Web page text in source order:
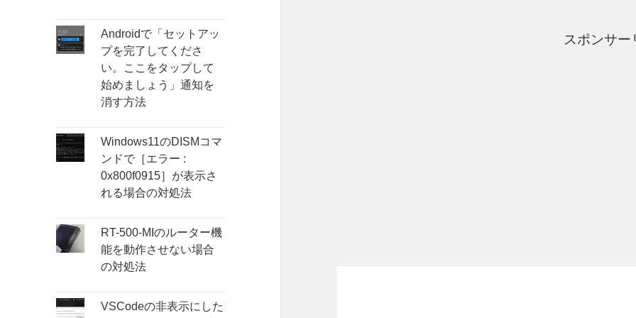
Androidで「セットアッ
プを完了してくださ
い。ここをタップして
始めましょう」通知を
消す方法
Windows11のDISMコマ
ンドで［エラー :
0x800f0915］が表示さ
れる場合の対処法
RT-500-MIのルーター機
能を動作させない場合
の対処法
VSCodeの非表示にした
スポンサー